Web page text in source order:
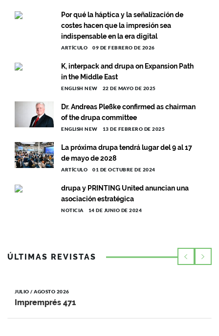
Por qué la háptica y la señalización de
costes hacen que la impresión sea
indispensable en la era digital
ARTÍCULO 09 DE FEBRERO DE 2026
K, interpack and drupa on Expansion Path
in the Middle East
ENGLISH NEW 22 DE MAYO DE 2025
Dr. Andreas Pleßke confirmed as chairman
of the drupa committee
ENGLISH NEW 13 DE FEBRERO DE 2025
La próxima drupa tendrá lugar del 9 al 17
de mayo de 2028
ARTÍCULO 01 DE OCTUBRE DE 2024
drupa y PRINTING United anuncian una
asociación estratégica
NOTICIA 14 DE JUNIO DE 2024
ÚLTIMAS REVISTAS
JULIO / AGOSTO 2026
Impremprés 471